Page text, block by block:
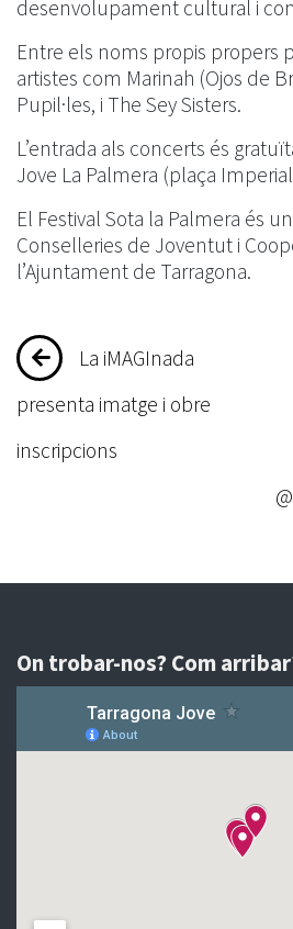
desenvolupament cultural i
Entre els noms propis propers
artistes com Marinah (Ojos de
Pupil·les, i The Sey Sisters.
L’entrada als concerts és
Jove La Palmera (plaça
El Festival Sota la Palmera és
Conselleries de Joventut i
l’Ajuntament de Tarragona.
Navegació
d'entrades
La iMAGInada
presenta imatge i obre
inscripcions
On trobar-nos? Com